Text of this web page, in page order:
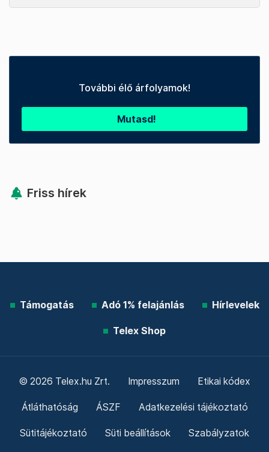
További élő árfolyamok!
Mutasd!
Friss hírek
Támogatás Adó 1% felajánlás Hírlevelek
Telex Shop
© 2026 Telex.hu Zrt. Impresszum Etikai kódex
Átláthatóság ÁSZF Adatkezelési tájékoztató
Sütitájékoztató Süti beállítások Szabályzatok